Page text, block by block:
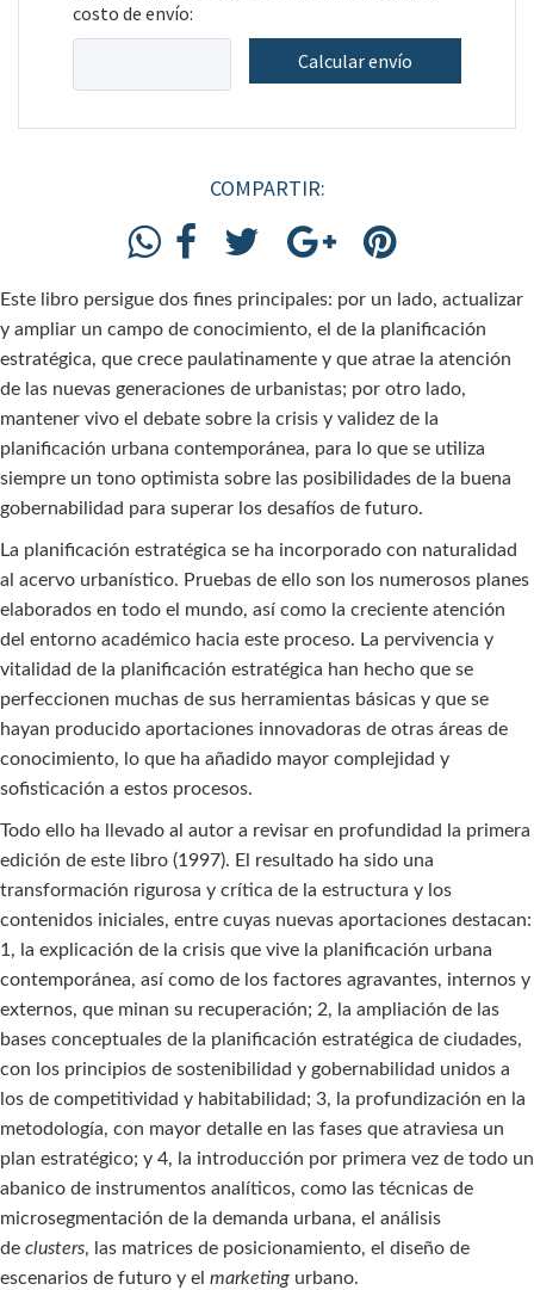
costo de envío:
Calcular envío
COMPARTIR:
Este libro persigue dos fines principales: por un lado, actualizar
y ampliar un campo de conocimiento, el de la planificación
estratégica, que crece paulatinamente y que atrae la atención
de las nuevas generaciones de urbanistas; por otro lado,
mantener vivo el debate sobre la crisis y validez de la
planificación urbana contemporánea, para lo que se utiliza
siempre un tono optimista sobre las posibilidades de la buena
gobernabilidad para superar los desafíos de futuro.
La planificación estratégica se ha incorporado con naturalidad
al acervo urbanístico. Pruebas de ello son los numerosos planes
elaborados en todo el mundo, así como la creciente atención
del entorno académico hacia este proceso. La pervivencia y
vitalidad de la planificación estratégica han hecho que se
perfeccionen muchas de sus herramientas básicas y que se
hayan producido aportaciones innovadoras de otras áreas de
conocimiento, lo que ha añadido mayor complejidad y
sofisticación a estos procesos.
Todo ello ha llevado al autor a revisar en profundidad la primera
edición de este libro (1997). El resultado ha sido una
transformación rigurosa y crítica de la estructura y los
contenidos iniciales, entre cuyas nuevas aportaciones destacan:
1, la explicación de la crisis que vive la planificación urbana
contemporánea, así como de los factores agravantes, internos y
externos, que minan su recuperación; 2, la ampliación de las
bases conceptuales de la planificación estratégica de ciudades,
con los principios de sostenibilidad y gobernabilidad unidos a
los de competitividad y habitabilidad; 3, la profundización en la
metodología, con mayor detalle en las fases que atraviesa un
plan estratégico; y 4, la introducción por primera vez de todo un
abanico de instrumentos analíticos, como las técnicas de
microsegmentación de la demanda urbana, el análisis
de clusters, las matrices de posicionamiento, el diseño de
escenarios de futuro y el marketing urbano.